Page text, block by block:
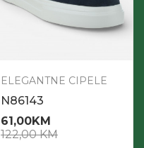
ELEGANTNE CIPELE
N86143
61,00KM
122,00KM